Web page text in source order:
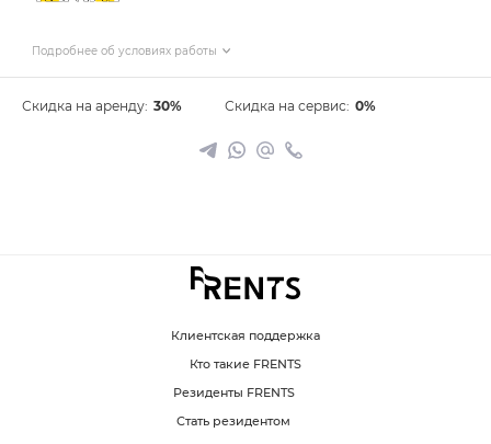
Подробнее об условиях работы
Скидка на аренду: 30% Скидка на сервис: 0%
Клиентская поддержка
Кто такие FRENTS
Резиденты FRENTS
Стать резидентом